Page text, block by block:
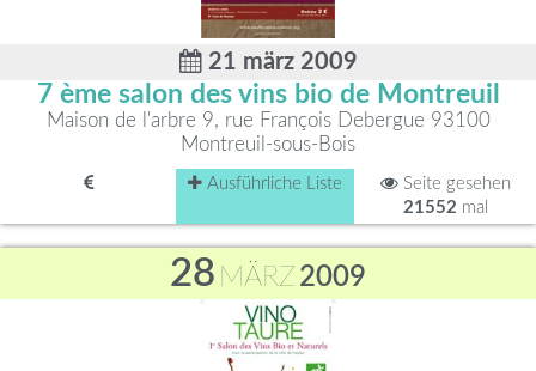
21 märz 2009
7 ème salon des vins bio de Montreuil
Maison de l'arbre 9, rue François Debergue 93100
Montreuil-sous-Bois
Ausführliche Liste
Seite gesehen
21552 mal
28 MÄRZ 2009